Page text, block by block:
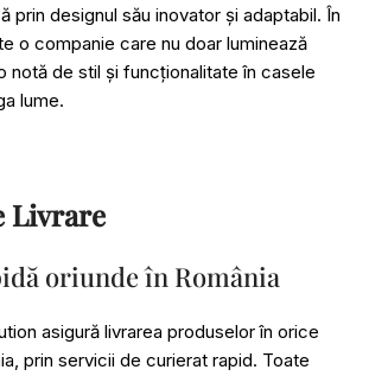
prin designul său inovator și adaptabil. În
o companie care nu doar luminează
notă de stil și funcționalitate în casele
lume.
Livrare
oriunde în România
asigură livrarea produselor în orice
prin servicii de curierat rapid. Toate